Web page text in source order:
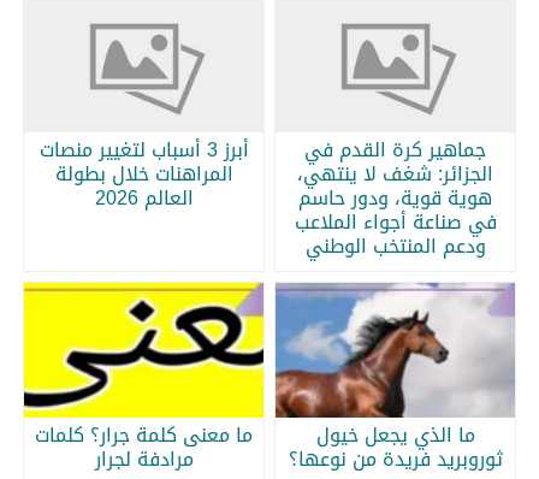
جماهير كرة القدم في
الجزائر: شغف لا ينتهي،
هوية قوية، ودور حاسم
في صناعة أجواء الملاعب
ودعم المنتخب الوطني
أبرز 3 أسباب لتغيير منصات
المراهنات خلال بطولة
العالم 2026
ما الذي يجعل خيول
ثوروبريد فريدة من نوعها؟
ما معنى كلمة جرار؟ كلمات
مرادفة لجرار